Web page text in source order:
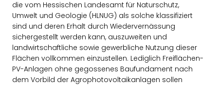
die vom Hessischen Landesamt für Naturschutz,
Umwelt und Geologie (HLNUG) als solche klassifiziert
sind und deren Erhalt durch Wiedervernässung
sichergestellt werden kann, auszuweiten und
landwirtschaftliche sowie gewerbliche Nutzung dieser
Flächen vollkommen einzustellen. Lediglich Freiflächen-
PV-Anlagen ohne gegossenes Baufundament nach
dem Vorbild der Agrophotovoltaikanlagen sollen